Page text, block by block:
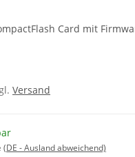
Card mit
Versand
(DE - Ausland abweichend)